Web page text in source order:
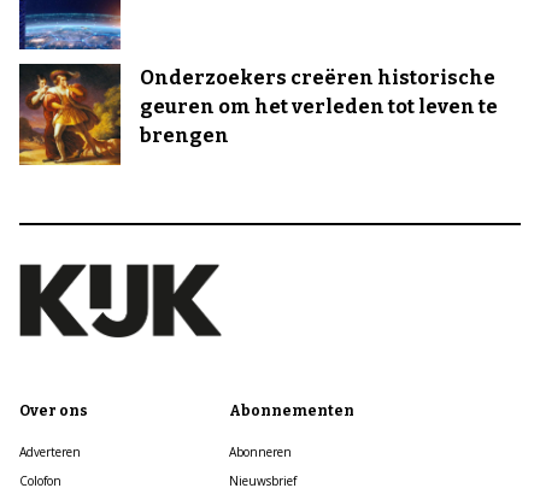
Onderzoekers creëren historische
geuren om het verleden tot leven te
brengen
Over ons
Adverteren
Colofon
Abonnementen
Abonneren
Nieuwsbrief